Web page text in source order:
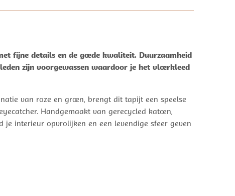
fijne details en de goede kwaliteit. Duurzaamheid
zijn voorgewassen waardoor je het vloerkleed
van roze en groen, brengt dit tapijt een speelse
Handgemaakt van gerecycled katoen,
interieur opvrolijken en een levendige sfeer geven